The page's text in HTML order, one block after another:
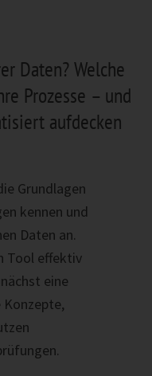
Daten? Welche
Prozesse – und
aufdecken
Grundlagen
kennen und
Daten an.
Tool effektiv
eine